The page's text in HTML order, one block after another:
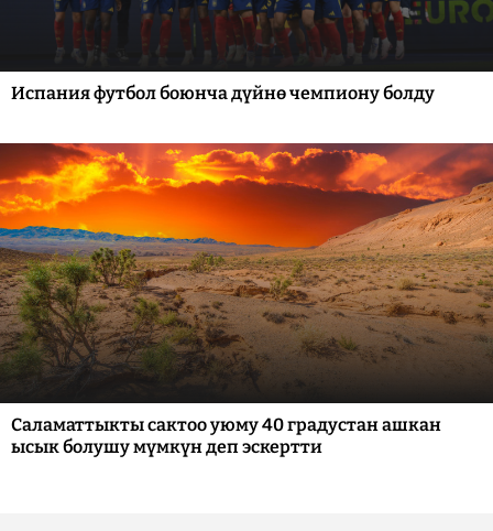
Испания футбол боюнча дүйнө чемпиону болду
Саламаттыкты сактоо уюму 40 градустан ашкан
ысык болушу мүмкүн деп эскертти